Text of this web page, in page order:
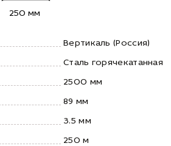
250 мм
Вертикаль (Россия)
Сталь горячекатанная
2500 мм
89 мм
3.5 мм
250 м